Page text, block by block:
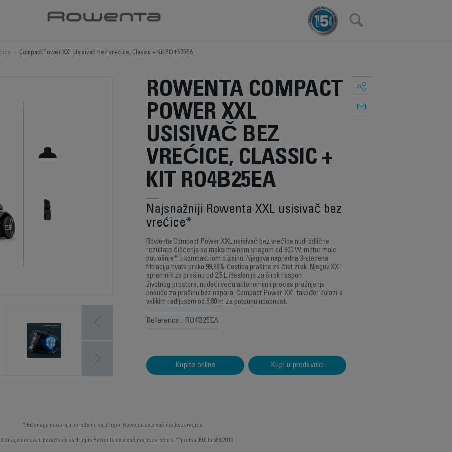
×
Compact Power XXL Usisivač bez vrećice, Classic + Kit RO4B25EA
ROWENTA COMPACT
POWER XXL
USISIVAČ BEZ
VREĆICE, CLASSIC +
KIT RO4B25EA
Najsnažniji Rowenta XXL usisivač bez
vrećice*
Rowenta Compact Power XXL usisivač bez vrećice nudi odlične
rezultate čišćenja sa maksimalnom snagom od 900 W. motor male
potrošnje* u kompaktnom dizajnu. Njegova napredna 3-stepena
filtracija hvata preko 99,98% čestica prašine za čist zrak. Njegov XXL
spremnik za prašinu od 2,5 L idealan je za širok raspon
životnog prostora, nudeći veću autonomiju i proces pražnjenja
posude za prašinu bez napora. Compact Power XXL također dolazi s
velikim radijusom od 8,80 m za potpunu udobnost.
Referenca : RO4B25EA
Kupite online Kupi u prodavnici
*IEC snaga motora u poređenju sa drugim Rowenta usisivačima bez vrećice.
snaga motora u poređenju sa drugim Rowenta usisivačima bez vrećice. **prema (EU) br.666/2013